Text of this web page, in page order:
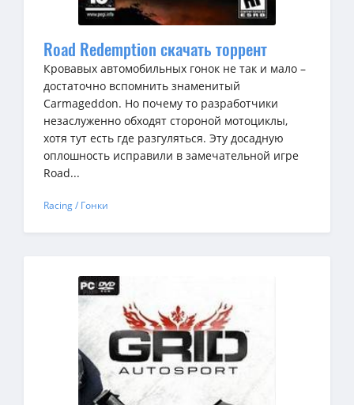
Road Redemption скачать торрент
Кровавых автомобильных гонок не так и мало –
достаточно вспомнить знаменитый
Carmageddon. Но почему то разработчики
незаслуженно обходят стороной мотоциклы,
хотя тут есть где разгуляться. Эту досадную
оплошность исправили в замечательной игре
Road...
Racing / Гонки